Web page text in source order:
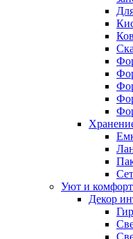
Уют и комфорт
Декор